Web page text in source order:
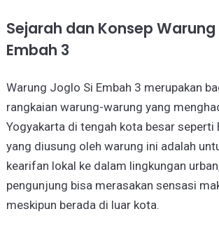
Sejarah dan Konsep Warung
Embah 3
Warung Joglo Si Embah 3 merupakan
rangkaian warung-warung yang
Yogyakarta di tengah kota besar seperti
yang diusung oleh warung ini adalah
kearifan lokal ke dalam lingkungan
pengunjung bisa merasakan sensasi
meskipun berada di luar kota.